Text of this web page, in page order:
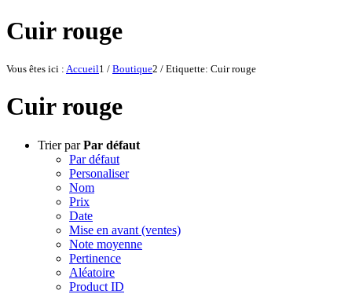
Cuir rouge
Vous êtes ici : Accueil1 / Boutique2 / Etiquette: Cuir rouge
Cuir rouge
Trier parPar défaut
Par défaut
Personaliser
Nom
Prix
Date
Mise en avant (ventes)
Note moyenne
Pertinence
Aléatoire
Product ID